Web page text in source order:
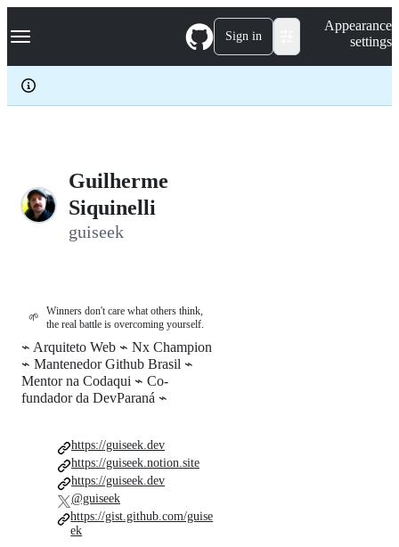
k
p
c
Navigation Menu Sign in
Appearance
settings
Guilherme
Siquinelli
guiseek
🌱
Winners don't care what others think,
the real battle is overcoming yourself.
⌁ Arquiteto Web ⌁ Nx Champion
⌁ Mantenedor Github Brasil ⌁
Mentor na Codaqui ⌁ Co-
fundador da DevParaná ⌁
https://guiseek.dev
https://guiseek.notion.site
https://guiseek.dev
@guiseek
https://gist.github.com/guise
ek